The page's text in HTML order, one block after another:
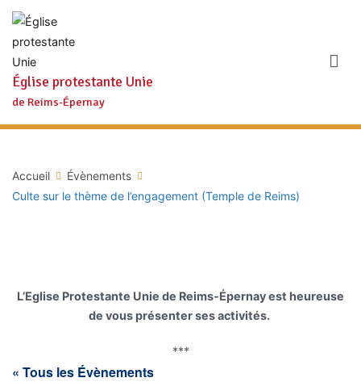
Aller
contenu
Église protestante Unie
de Reims-Épernay
Accueil
Évènements
Culte sur le thème de l’engagement (Temple de Reims)
L’Eglise Protestante Unie de Reims-Épernay est heureuse
de vous présenter ses activités.
***
« Tous les Évènements